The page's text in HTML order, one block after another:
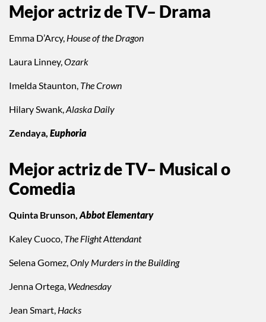
Mejor actriz de TV– Drama
Emma D’Arcy, House of the Dragon
Laura Linney, Ozark
Imelda Staunton, The Crown
Hilary Swank, Alaska Daily
Zendaya, Euphoria
Mejor actriz de TV– Musical o
Comedia
Quinta Brunson, Abbot Elementary
Kaley Cuoco, The Flight Attendant
Selena Gomez, Only Murders in the Building
Jenna Ortega, Wednesday
Jean Smart, Hacks